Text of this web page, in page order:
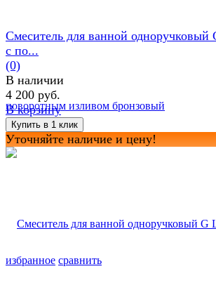
избранное сравнить
Смеситель для ванной
с по...
(0)
В наличии
4 200 руб.
В корзину
Уточняйте наличие и цену!